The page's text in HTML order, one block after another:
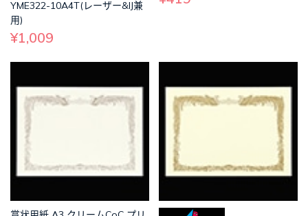
YME322-10A4T(レーザー&IJ兼
用)
¥1,009